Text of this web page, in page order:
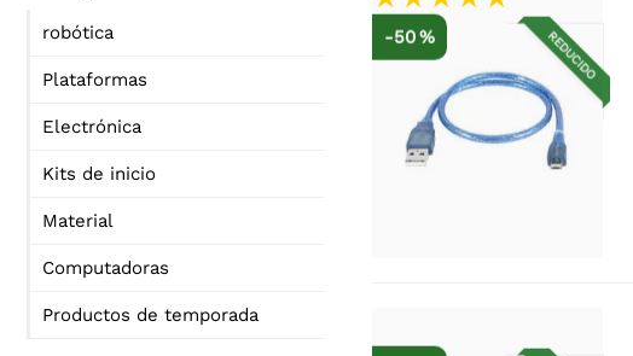
robótica
Plataformas
Electrónica
Kits de inicio
Material
Computadoras
Productos de temporada
REDUCIDO
-50 %